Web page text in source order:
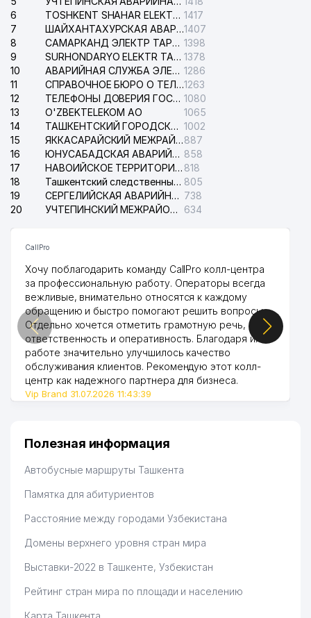
6
TOSHKENT SHAHAR ELEKTR TARMOQLARI KORXONASI АО 1417
7
ШАЙХАНТАХУРСКАЯ АВАРИЙНАЯ СЛУЖБА ЭЛЕКТРОСЕТИ1407
8
САМАРКАНД ЭЛЕКТР ТАРМОКЛАРИ АО 1398
9
SURHONDARYO ELEKTR TARMOKLARI АО 1378
10
АВАРИЙНАЯ СЛУЖБА ЭЛЕКТРОСЕТИ ТАШКЕНТСКОГО РАЙОНА 1286
11
СПРАВОЧНОЕ БЮРО О ТЕЛЕФОНАХ ОРГАНИЗАЦИЙ г. ТАШКЕНТА1263
12
ТЕЛЕФОНЫ ДОВЕРИЯ ГОСУДАРСТВЕННОГО ЦЕНТРА ТЕСТИРОВАНИЯ 1080
13
O'ZBEKTELEKOM АО
1065
14
ТАШКЕНТСКИЙ ГОРОДСКОЙ СУД ПО ГРАЖДАНСКИМ ДЕЛАМ 1002
15
ЯККАСАРАЙСКИЙ МЕЖРАЙОННЫЙ СУД ПО ГРАЖДАНСКИМ ДЕЛАМ887
16
ЮНУСАБАДСКАЯ АВАРИЙНАЯ СЛУЖБА ЭЛЕКТРОСЕТИ 858
17
НАВОИЙСКОЕ ТЕРРИТОРИАЛЬНОЕ ПРЕДПРИЯТИЕ ЭЛЕКТРОСЕТИ АО 818
18
Ташкентский следственный изолятор 805
19
СЕРГЕЛИЙСКАЯ АВАРИЙНАЯ СЛУЖБА ЭЛЕКТРОСЕТИ 738
20
УЧТЕПИНСКИЙ МЕЖРАЙОННЫЙ СУД ПО ГРАЖДАНСКИМ ДЕЛАМ 634
CallPro
Хочу поблагодарить команду CallPro колл-центра
за профессиональную работу. Операторы всегда
вежливые, внимательно относятся к каждому
обращению и быстро помогают решить вопросы.
Отдельно хочется отметить грамотную речь,
ответственность и оперативность. Благодаря их
работе значительно улучшилось качество
обслуживания клиентов. Рекомендую этот колл-
центр как надежного партнера для бизнеса.
Vip Brand 31.07.2026 11:43:39
Полезная информация
Автобусные маршруты Ташкента
Памятка для абитуриентов
Расстояние между городами Узбекистана
Домены верхнего уровня стран мира
Выставки-2022 в Ташкенте, Узбекистан
Рейтинг стран мира по площади и населению
Карта Ташкента